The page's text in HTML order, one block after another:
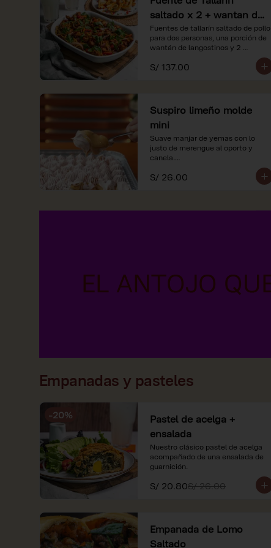
saltado x 2 + wantan de
langostinos + 2
limonadas
Fuentes de tallarín saltado de pollo
para dos personas, una porción de
wantán de langostinos y 2
S/ 137.00
Suspiro limeño molde
mini
Suave manjar de yemas con lo
justo de merengue al oporto y
canela.
*Nuestros precios están
S/ 26.00
Empanadas y pasteles
-20%
Pastel de acelga +
ensalada
Nuestro clásico pastel de acelga
acompañado de una ensalada de
guarnición.
S/ 20.80S/ 26.00
Empanada de Lomo
Saltado